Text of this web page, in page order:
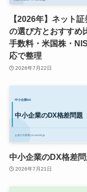
【2026年】ネット
の選び方とおすすめ
手数料・米国株・
応で整理
2026年7月22日
中小企業のDX格差
2026年7月21日